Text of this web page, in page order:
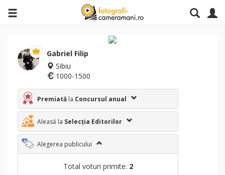
Gabriel Filip
Sibiu
1000-1500
Premiată la Concursul anual
Aleasă la Selecția Editorilor
Alegerea publicului
Total voturi primite: 2